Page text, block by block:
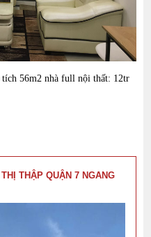
56m2 nhà full nội thất: 12tr
THẬP QUẬN 7 NGANG